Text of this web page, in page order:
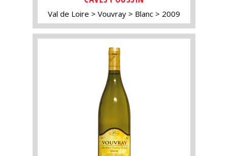
Val de Loire Vouvray Blanc 2009